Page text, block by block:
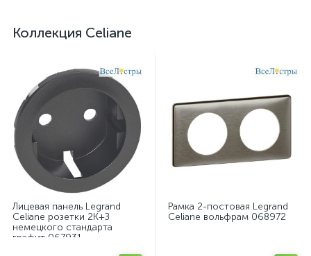
Коллекция Celiane
Лицевая панель Legrand
Celiane розетки 2К+З
немецкого стандарта
графит 067931
Рамка 2-постовая Legrand
Celiane вольфрам 068972